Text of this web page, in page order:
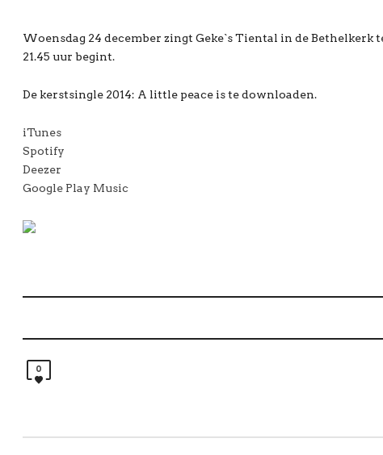
Woensdag 24 december zingt Geke`s Tiental in de
21.45 uur begint.
De kerstsingle 2014: A little peace is te downloaden.
iTunes
Spotify
Deezer
Google Play Music
0